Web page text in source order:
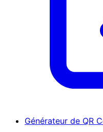
Générateur de QR